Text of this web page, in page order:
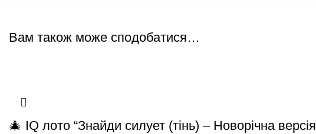
Вам також може сподобатися…
🎄 IQ лото “Знайди силует (тінь) – Новорічна версія